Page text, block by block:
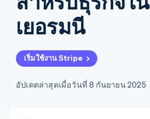
วิธีการชำระ
เข้าถึงได้
มากกว่า 125
Boost
ยกระดับการ
ยอมรับการ
การชำระเงินที่
ตามแบบแผน
ล่วงหน้า
Tax
Recognition
ระบบ
สำหรับการ
Stripe
การชำระเงินในแอป
มาร์เก็ตเพลส
การจัดการเงิน
แพลตฟอร์ม
ตามอุตสาหกรรม
บริษัท AI
จัดการการชำระเงินตาม
รอบบิล
เสนอการเรียกเก็บเงินตาม
การใช้งาน
รองรับอยู่
จัดเตรียมและจัดการ
บริษัท
การประชุมประจำปีแบบ
เซสชัน
ห้องข่าว
Stripe Press
เยอรมนี
เริ่มใช้งาน Stripe
อัปเดตล่าสุดเมื่อวันที่ 8 กันยายน 2025